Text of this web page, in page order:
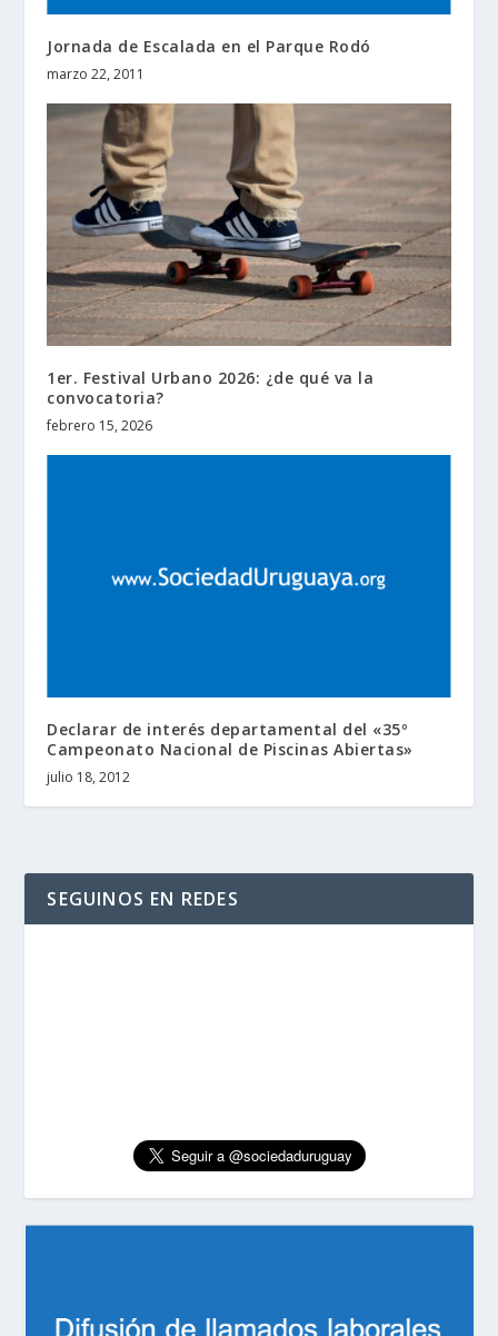
Jornada de Escalada en el Parque Rodó
marzo 22, 2011
1er. Festival Urbano 2026: ¿de qué va la
convocatoria?
febrero 15, 2026
Declarar de interés departamental del «35º
Campeonato Nacional de Piscinas Abiertas»
julio 18, 2012
SEGUINOS EN REDES